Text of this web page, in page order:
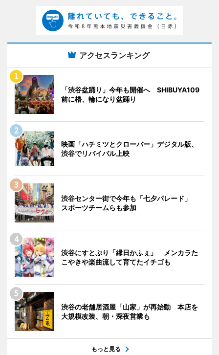
アクセスランキング
「渋谷盆踊り」今年も開催へ SHIBUYA109
前に櫓、輪になり盆踊り
映画「ハチミツとクローバー」デジタル版、
渋谷でリバイバル上映
渋谷センター街で今年も「七夕パレード」
スポーツチームらも参加
渋谷にすとぷり「縁日かふぇ」 メンカラた
こやきや楽曲流して育てたイチゴも
渋谷の老舗居酒屋「山家」が再始動 本店を
大規模改装、朝・深夜営業も
もっと見る